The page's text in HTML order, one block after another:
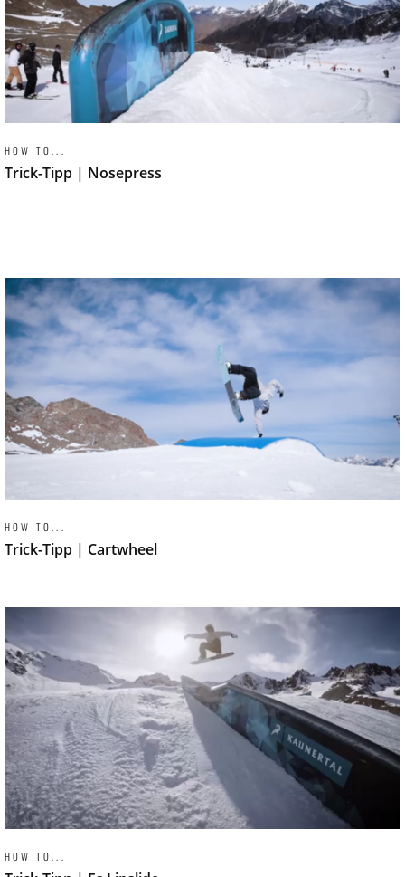
HOW TO...
Trick-Tipp | Nosepress
HOW TO...
Trick-Tipp | Cartwheel
HOW TO...